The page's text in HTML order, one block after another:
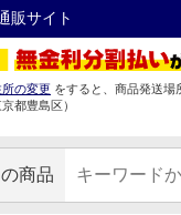
販サイト
の変更 をすると、商品発送場
京都豊島区）
商品